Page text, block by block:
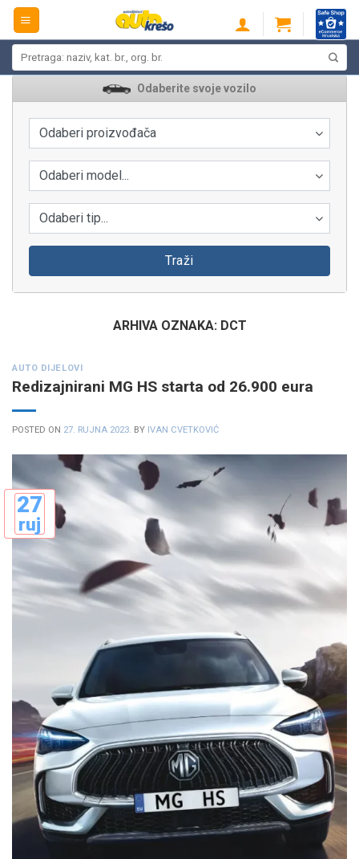
Skip
content
Odaberite svoje vozilo
Odaberi proizvođača
Odaberi model...
Odaberi tip...
Traži
ARHIVA OZNAKA: DCT
AUTO DIJELOVI
Redizajnirani MG HS starta od 26.900 eura
POSTED ON 27. RUJNA 2023. BY IVAN CVETKOVIĆ
27
ruj